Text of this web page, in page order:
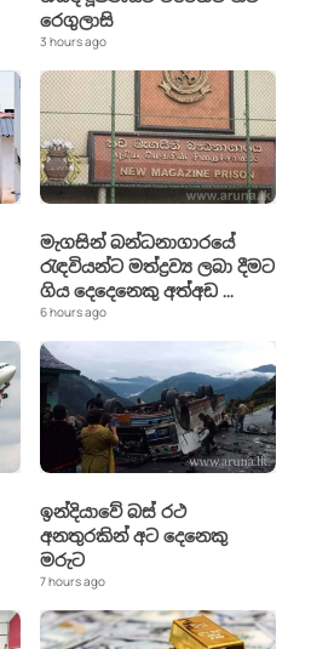
රෙගුලාසි
3 hours ago
මැගසින් බන්ධනාගාරයේ
රැඳවියන්ට මත්ද්‍රව්‍ය ලබා දීමට
ගිය දෙදෙනෙකු අත්අඩ ...
6 hours ago
ඉන්දියාවේ බස් රථ
අනතුරකින් අට දෙනෙකු
මරුට
7 hours ago